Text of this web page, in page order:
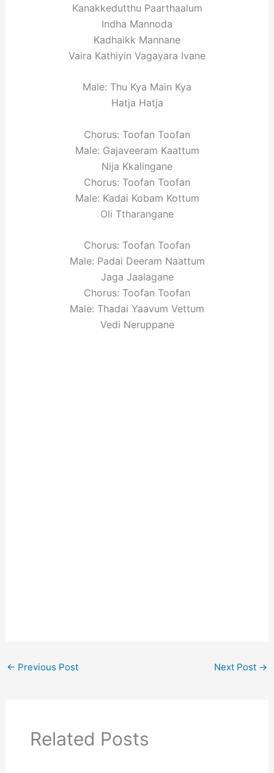
Kanakkedutthu Paarthaalum
Indha Mannoda
Kadhaikk Mannane
Vaira Kathiyin Vagayara Ivane
Male: Thu Kya Main Kya
Hatja Hatja
Chorus: Toofan Toofan
Male: Gajaveeram Kaattum
Nija Kkalingane
Chorus: Toofan Toofan
Male: Kadai Kobam Kottum
Oli Ttharangane
Chorus: Toofan Toofan
Male: Padai Deeram Naattum
Jaga Jaalagane
Chorus: Toofan Toofan
Male: Thadai Yaavum Vettum
Vedi Neruppane
← Previous Post Next Post →
Related Posts